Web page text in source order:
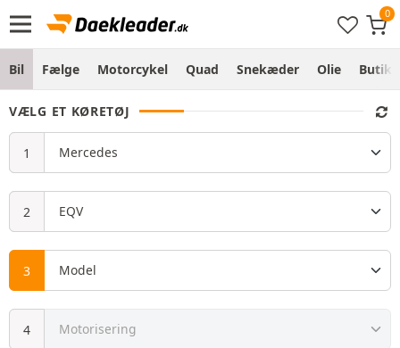
Bil Fælge Motorcykel Quad Snekæder Olie Butik
VÆLG ET KØRETØJ